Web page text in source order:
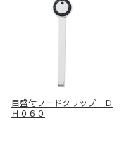
目盛付フードクリップ Ｄ
Ｈ０６０